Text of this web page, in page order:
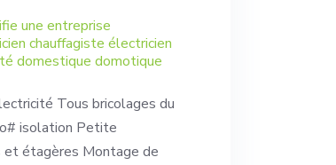
une entreprise
chauffagiste électricien
domestique domotique
Tous bricolages du
isolation Petite
et étagères Montage de